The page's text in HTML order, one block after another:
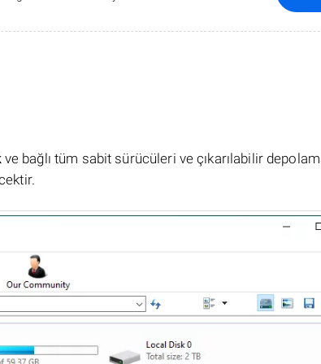
ve bağlı tüm sabit sürücüleri ve çıkarılabilir